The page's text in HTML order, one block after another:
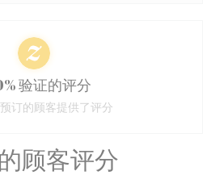
顾客评分
验证的评分
订的顾客提供了评分